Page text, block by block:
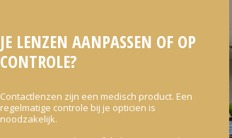
JE LENZEN AANPASSEN OF OP
CONTROLE?
Contactlenzen zijn een medisch product. Een
regelmatige controle bij je opticien is
noodzakelijk.